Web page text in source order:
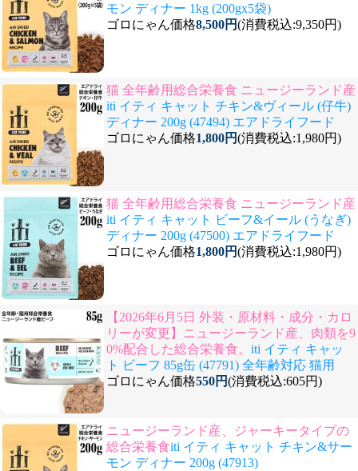
モン ディナー 1kg (200gx5袋)
ゴロにゃん価格8,500円(消費税込:9,350円)
猫 全年齢用総合栄養食 ニュージーランド産
iti イティ キャット チキン&ヴィール (仔牛)
ディナー 200g (47494) エアドライフード
ゴロにゃん価格1,800円(消費税込:1,980円)
猫 全年齢用総合栄養食 ニュージーランド産
iti イティ キャット ビーフ&イール (うなぎ)
ディナー 200g (47500) エアドライフード
ゴロにゃん価格1,800円(消費税込:1,980円)
【2026年6月5日 外装・原材料・成分・カロ
リーが変更】ニュージーランド産、肉類を9
0%配合した総合栄養食。 iti イティ キャッ
ト ビーフ 85g缶 (47791) 全年齢対応 猫用
ゴロにゃん価格550円(消費税込:605円)
ニュージーランド産、ジャーキータイプの
総合栄養食iti イティ キャット チキン&サー
モン ディナー 200g (47913)